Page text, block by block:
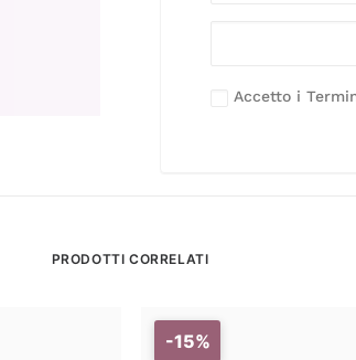
Accetto i
PRODOTTI CORRELATI
-15%